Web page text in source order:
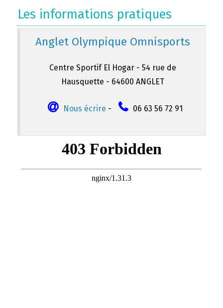
Les informations pratiques
Anglet Olympique Omnisports
Centre Sportif El Hogar - 54 rue de
Hausquette - 64600 ANGLET
Nous écrire - 06 63 56 72 91